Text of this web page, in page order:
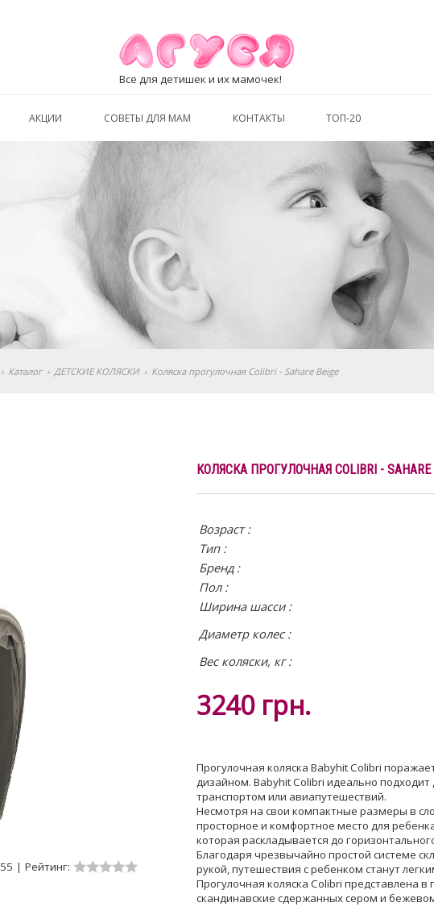
Все для детишек и их мамочек!
АКЦИИ СОВЕТЫ ДЛЯ МАМ КОНТАКТЫ ТОП-20
› Каталог › ДЕТСКИЕ КОЛЯСКИ › Коляска прогулочная Colibri - Sahare Beige
| Рейтинг:
КОЛЯСКА ПРОГУЛОЧНАЯ COLIBRI - SAHARE
Возраст :
Тип :
Бренд :
Пол :
Ширина шасси :
Диаметр колес :
Вес коляски, кг :
3240 грн.
Прогулочная коляска Babyhit Colibri
дизайном. Babyhit Colibri идеально
транспортом или авиапутешествий.
Несмотря на свои компактные размеры в
просторное и комфортное место для
которая раскладывается до
Благодаря чрезвычайно простой системе
рукой, путешествия с ребенком станут
Прогулочная коляска Colibri представлена
скандинавские сдержанных сером и